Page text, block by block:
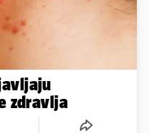
zdravlja